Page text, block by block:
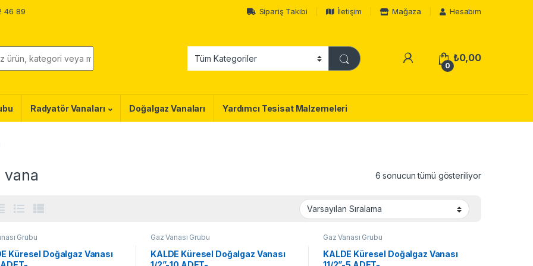
46 89 Sipariş Takibi İletişim Mağaza Hesabım
0
₺0,00
Radyatör Vanaları Doğalgaz Vanaları Yardımcı Tesisat Malzemeleri
vana 6 sonucun tümü gösteriliyor
Grubu
Küresel Doğalgaz Vanası
Gaz Vanası Grubu
KALDE Küresel Doğalgaz Vanası
Gaz Vanası Grubu
KALDE Küresel Doğalgaz Vanası